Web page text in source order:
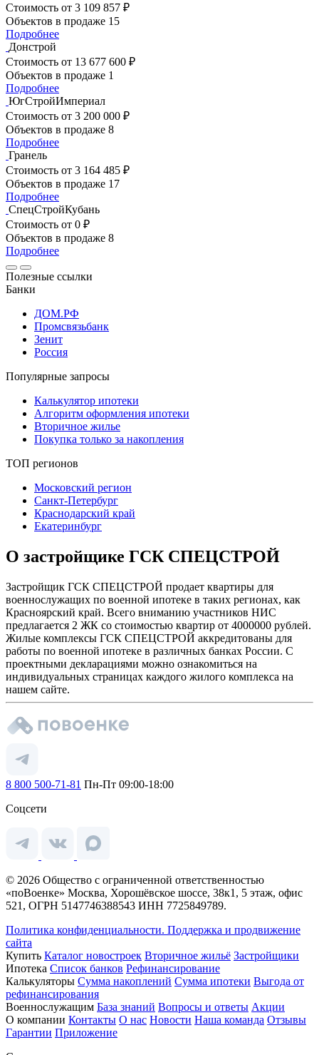
Стоимость от 3 109 857 ₽
Объектов в продаже 15
Подробнее
Донстрой
Стоимость от 13 677 600 ₽
Объектов в продаже 1
Подробнее
ЮгСтройИмпериал
Стоимость от 3 200 000 ₽
Объектов в продаже 8
Подробнее
Гранель
Стоимость от 3 164 485 ₽
Объектов в продаже 17
Подробнее
СпецСтройКубань
Стоимость от 0 ₽
Объектов в продаже 8
Подробнее
Полезные ссылки
Банки
ДОМ.РФ
Промсвязьбанк
Зенит
Россия
Популярные запросы
Калькулятор ипотеки
Алгоритм оформления ипотеки
Вторичное жилье
Покупка только за накопления
ТОП регионов
Московский регион
Санкт-Петербург
Краснодарский край
Екатеринбург
О застройщике ГСК СПЕЦСТРОЙ
Застройщик ГСК СПЕЦСТРОЙ продает квартиры для
военнослужащих по военной ипотеке в таких регионах, как
Красноярский край. Всего вниманию участников НИС
предлагается 2 ЖК со стоимостью квартир от 4000000 рублей.
Жилые комплексы ГСК СПЕЦСТРОЙ аккредитованы для
работы по военной ипотеке в различных банках России. С
проектными декларациями можно ознакомиться на
индивидуальных страницах каждого жилого комплекса на
нашем сайте.
8 800 500-71-81 Пн-Пт 09:00-18:00
Соцсети
© 2026 Общество с ограниченной ответственностью
«поВоенке» Москва, Хорошёвское шоссе, 38к1, 5 этаж, офис
521, ОГРН 5147746388543 ИНН 7725849789.
Политика конфиденциальности. Поддержка и продвижение
сайта
Купить Каталог новостроек Вторичное жильё Застройщики
Ипотека Список банков Рефинансирование
Калькуляторы Сумма накоплений Сумма ипотеки Выгода от
рефинансирования
Военнослужащим База знаний Вопросы и ответы Акции
О компании Контакты О нас Новости Наша команда Отзывы
Гарантии Приложение